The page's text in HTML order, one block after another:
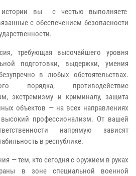
вы с честью выполняете
с обеспечением безопасности
требующая высочайшего уровня
подготовки, выдержки, умения
в любых обстоятельствах.
порядка, противодействие
экстремизму и криминалу, защита
объектов — на всех направлениях
профессионализм. От вашей
напрямую зависят
в республике.
— тем, кто сегодня с оружием в руках
в зоне специальной военной